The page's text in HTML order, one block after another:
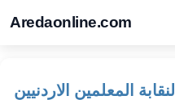
Aredaonline.com
المعلمين الاردنيين